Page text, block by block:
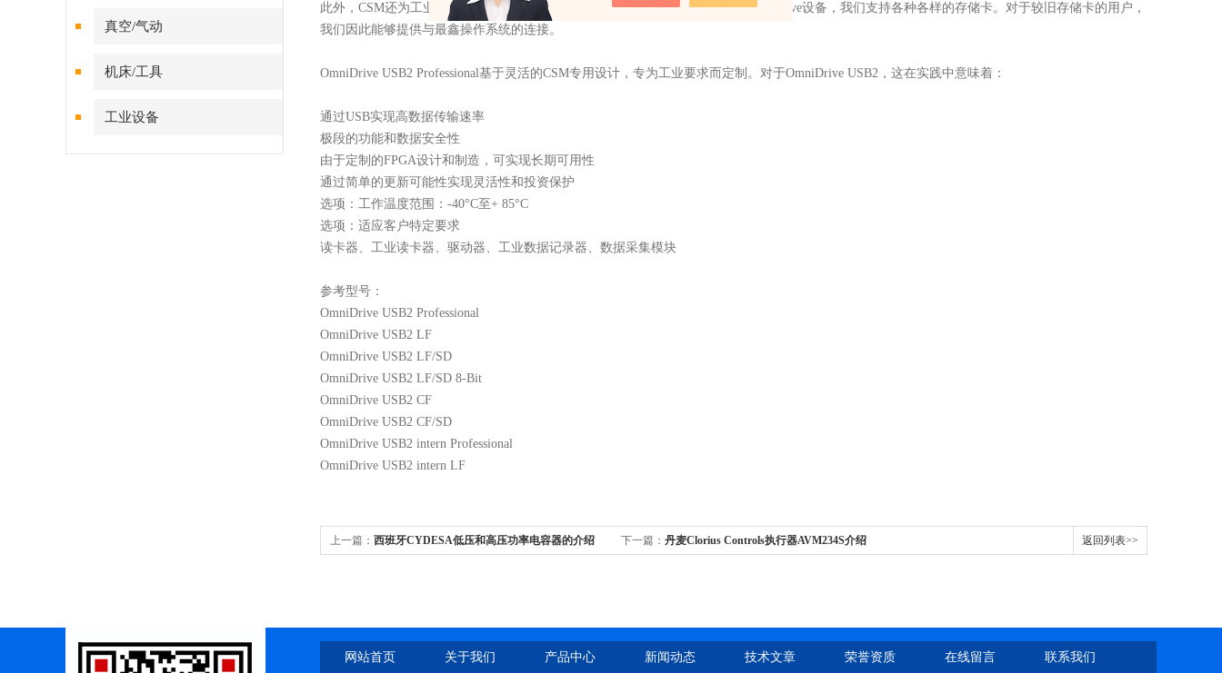
真空/气动
机床/工具
工业设备
此外， CSM还为工业应用制造和分销存储介质和驱动器。凭借我们用于PC的OmniDrive设备，我们支持各种各样的存储卡。对于较旧存储卡的用户，
我们因此能够提供与最鑫操作系统的连接。
OmniDrive USB2 Professional基于灵活的CSM专用设计，专为工业要求而定制。对于OmniDrive USB2，这在实践中意味着：
通过USB实现高数据传输速率
极段的功能和数据安全性
由于定制的FPGA设计和制造，可实现长期可用性
通过简单的更新可能性实现灵活性和投资保护
选项：工作温度范围： -40°C至+ 85°C
选项：适应客户特定要求
读卡器、工业读卡器、驱动器、工业数据记录器、数据采集模块
参考型号：
OmniDrive USB2 Professional
OmniDrive USB2 LF
OmniDrive USB2 LF/SD
OmniDrive USB2 LF/SD 8-Bit
OmniDrive USB2 CF
OmniDrive USB2 CF/SD
OmniDrive USB2 intern Professional
OmniDrive USB2 intern LF
上一篇： 西班牙CYDESA低压和高压功率电容器的介绍 下一篇： 丹麦Clorius Controls执行器AVM234S介绍 返回列表>>
网站首页 关于我们 产品中心 新闻动态 技术文章 荣誉资质 在线留言 联系我们